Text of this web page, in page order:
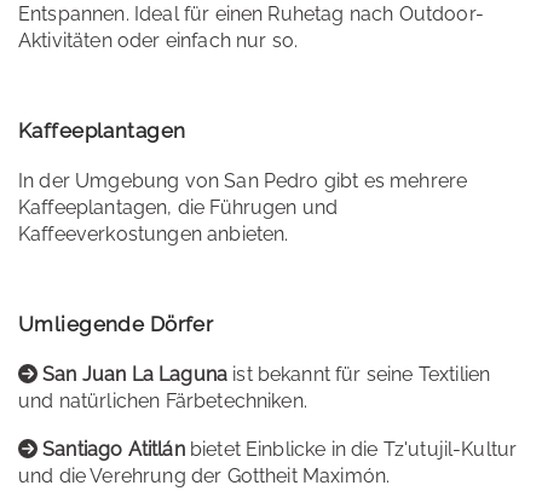
Entspannen. Ideal für einen Ruhetag nach Outdoor-
Aktivitäten oder einfach nur so.
Kaffeeplantagen
In der Umgebung von San Pedro gibt es mehrere
Kaffeeplantagen, die Führugen und
Kaffeeverkostungen anbieten.
Umliegende Dörfer
San Juan La Laguna ist bekannt für seine Textilien
und natürlichen Färbetechniken.
Santiago Atitlánbietet Einblicke in die Tz'utujil-Kultur
und die Verehrung der Gottheit Maximón.